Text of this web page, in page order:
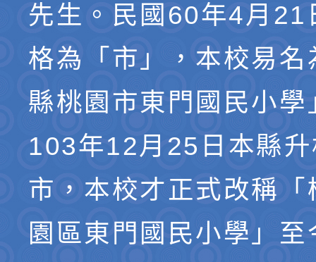
先生。民國60年4月21
格為「市」，本校易名
縣桃園市東門國民小學
103年12月25日本縣
市，本校才正式改稱「
園區東門國民小學」